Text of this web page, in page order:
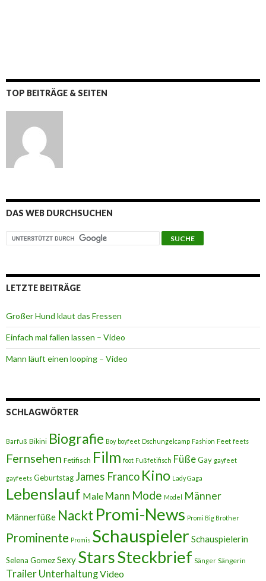
TOP BEITRÄGE & SEITEN
DAS WEB DURCHSUCHEN
LETZTE BEITRÄGE
Großer Hund klaut das Fressen
Einfach mal fallen lassen – Video
Mann läuft einen looping – Video
SCHLAGWÖRTER
Barfuß Bikini Biografie Boy boyfeet Dschungelcamp Fashion Feet feets
Fernsehen Fetifisch Film foot Fußfetifisch FüßeGay gayfeet
gayfeets Geburtstag James Franco Kino Lady Gaga
Lebenslauf Male Mann Mode Model Männer
Männerfüße Nackt Promi-News Promi Big Brother
Prominente Promis Schauspieler Schauspielerin
Selena GomezSexy StarsSteckbrief Sänger Sängerin
Trailer UnterhaltungVideo